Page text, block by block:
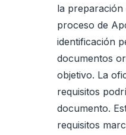
la preparación
proceso de
identificación
documentos
objetivo. La
requisitos
documento.
requisitos